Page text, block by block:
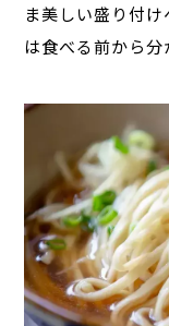
ま美しい盛り付
は食べる前から